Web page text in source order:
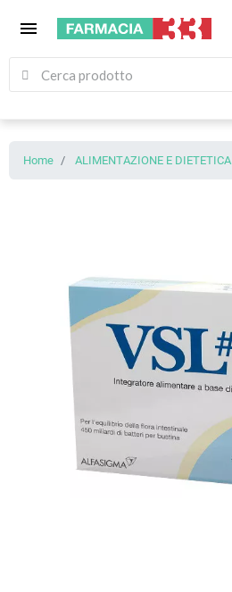
menu
Home ALIMENTAZIONE E DIETETICA